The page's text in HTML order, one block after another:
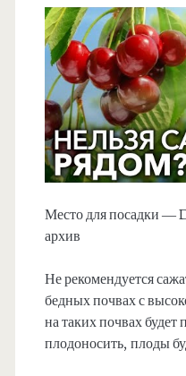
Место для посадки
архив
Не рекомендуется
бедных почвах с
на таких почвах будет
плодоносить, плоды